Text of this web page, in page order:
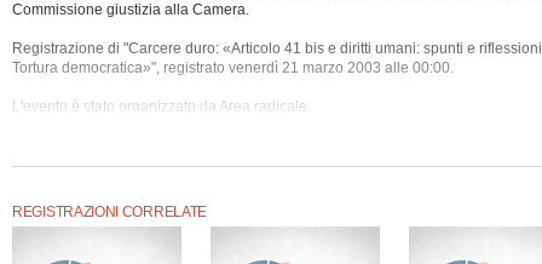
Commissione giustizia alla Camera.
Registrazione di "Carcere duro: «Articolo 41 bis e diritti umani: spunti e
Tortura democratica»", registrato venerdì 21 marzo 2003 alle 00:00.
L'evento è stato organizzato da Area radicale.
REGISTRAZIONI CORRELATE